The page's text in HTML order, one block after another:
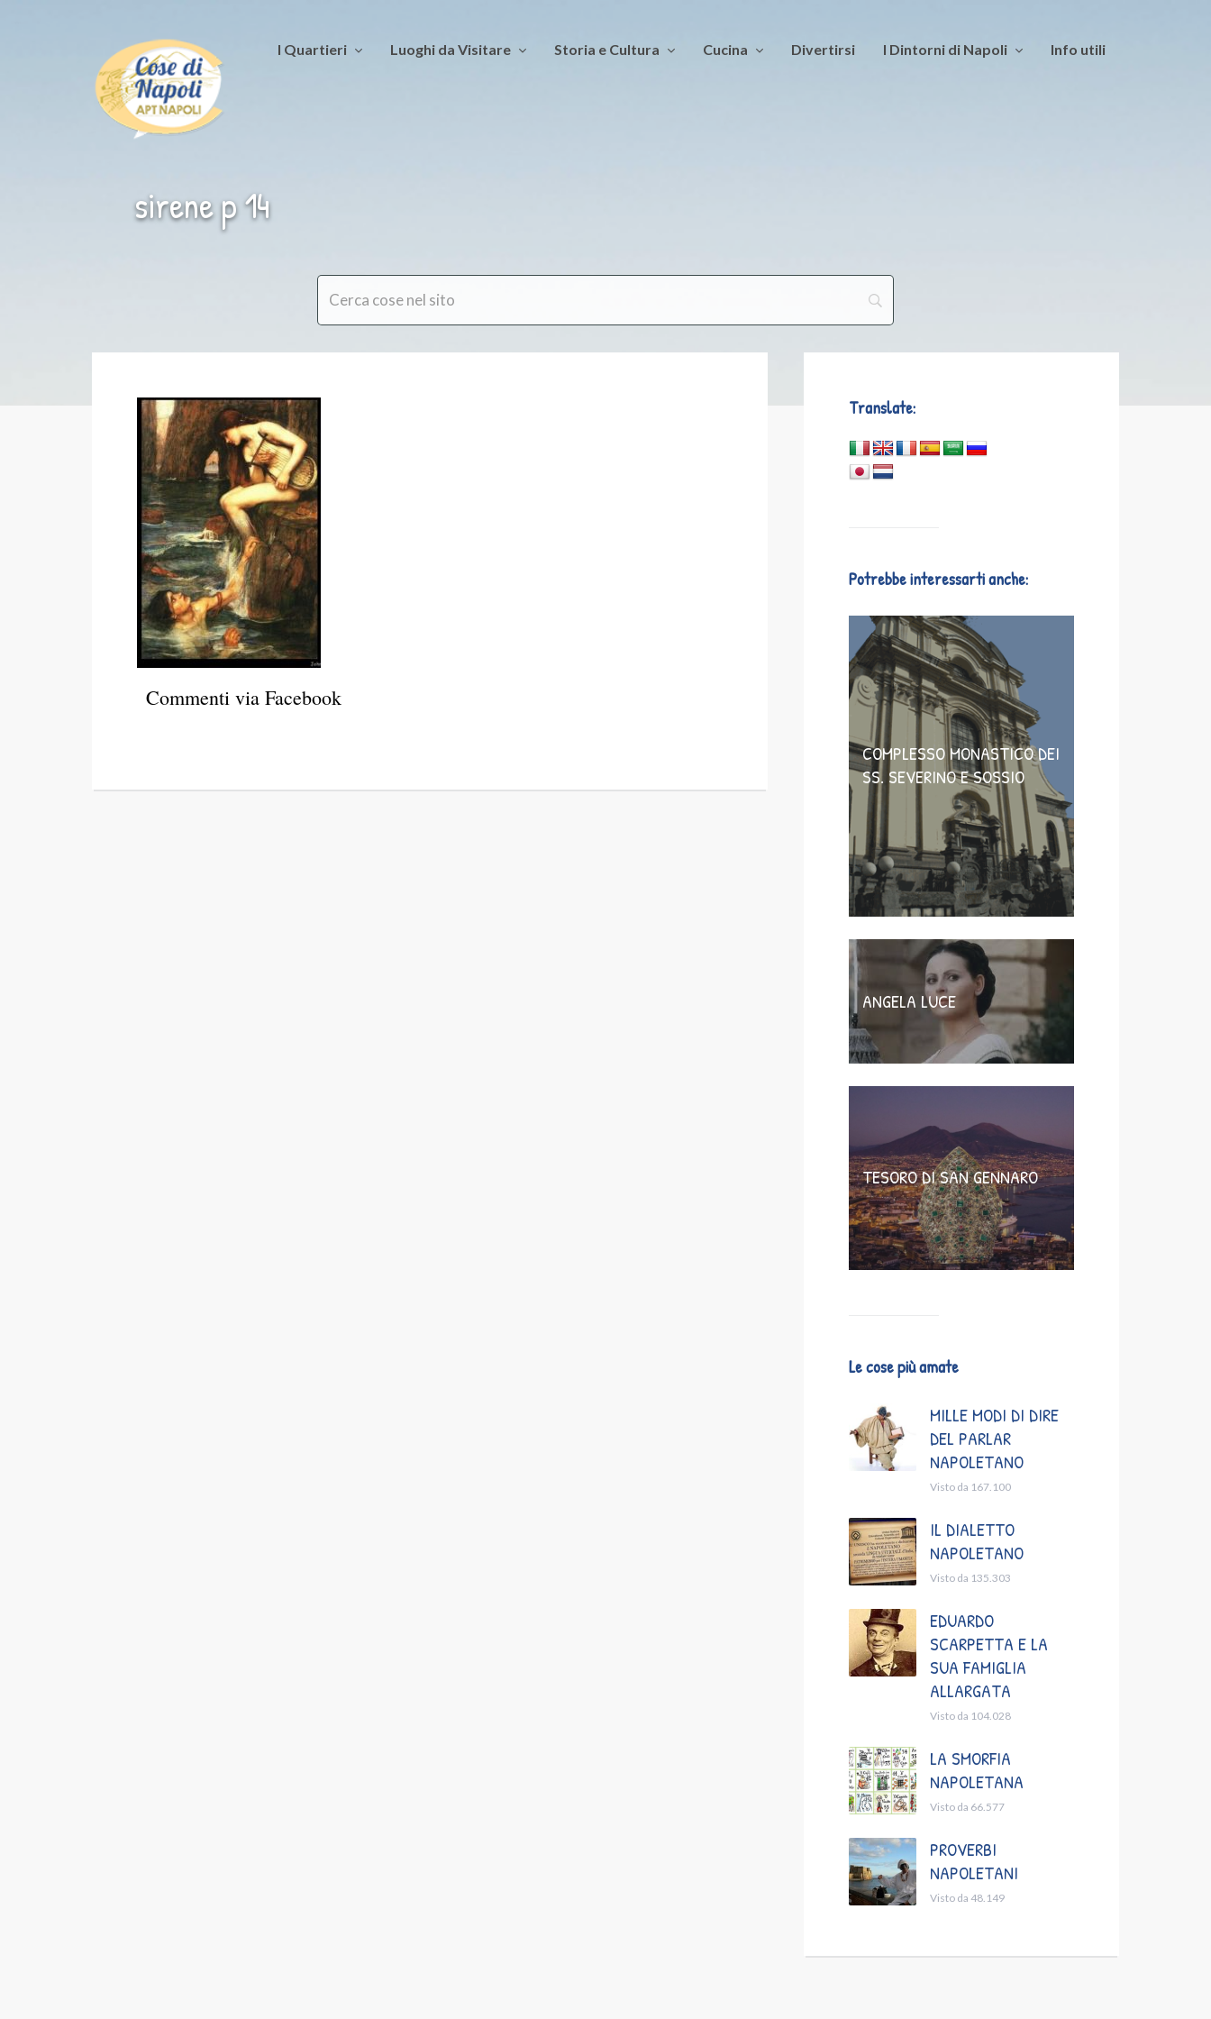
I Quartieri Luoghi da Visitare Storia e Cultura Cucina Divertirsi I Dintorni di Napoli Info utili
sirene p 14
Commenti via Facebook
Translate:
Potrebbe interessarti anche:
COMPLESSO MONASTICO DEI
SS. SEVERINO E SOSSIO
ANGELA LUCE
TESORO DI SAN GENNARO
Le cose più amate
MILLE MODI DI DIRE
DEL PARLAR
NAPOLETANO
Visto da 167.100
IL DIALETTO
NAPOLETANO
Visto da 135.303
EDUARDO
SCARPETTA E LA
SUA FAMIGLIA
ALLARGATA
Visto da 104.028
LA SMORFIA
NAPOLETANA
Visto da 66.577
PROVERBI
NAPOLETANI
Visto da 48.149